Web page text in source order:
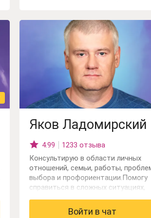
Яков Ладомирский
4.99
1233 отзыва
Консультирую в области личных
отношений, семьи, работы,
выбора и профориентации.Помогу
справиться в сложных ситуациях,
переживаниями.Часто, в своей
Войти в чат